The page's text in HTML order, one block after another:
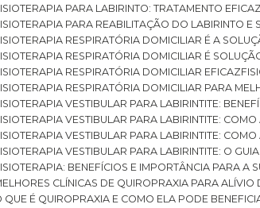
FISIOTERAPIA PARA LABIRINTO: TRATAMENTO
FISIOTERAPIA PARA REABILITAÇÃO DO LABIRINTO E
FISIOTERAPIA RESPIRATÓRIA DOMICILIAR É A
FISIOTERAPIA RESPIRATÓRIA DOMICILIAR É
FISIOTERAPIA RESPIRATÓRIA DOMICILIAR EFICAZ
FISIOTERAPIA RESPIRATÓRIA DOMICILIAR PARA
FISIOTERAPIA VESTIBULAR PARA LABIRINTITE:
FISIOTERAPIA VESTIBULAR PARA LABIRINTITE:
FISIOTERAPIA VESTIBULAR PARA LABIRINTITE:
FISIOTERAPIA VESTIBULAR PARA LABIRINTITE: O
FISIOTERAPIA: BENEFÍCIOS E IMPORTÂNCIA PARA A
MELHORES CLÍNICAS DE QUIROPRAXIA PARA
O QUE É QUIROPRAXIA E COMO ELA PODE